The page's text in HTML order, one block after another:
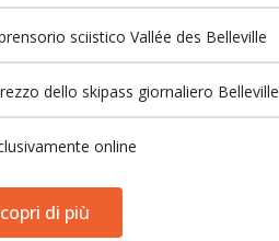
sciistico Vallée des Belleville
dello skipass giornaliero Belleville
online
di più